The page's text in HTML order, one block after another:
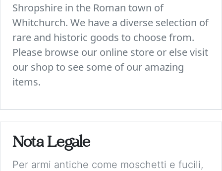
Shropshire in the Roman town of
Whitchurch. We have a diverse selection of
rare and historic goods to choose from.
Please browse our online store or else visit
our shop to see some of our amazing
items.
Nota Legale
Per armi antiche come moschetti e fucili,